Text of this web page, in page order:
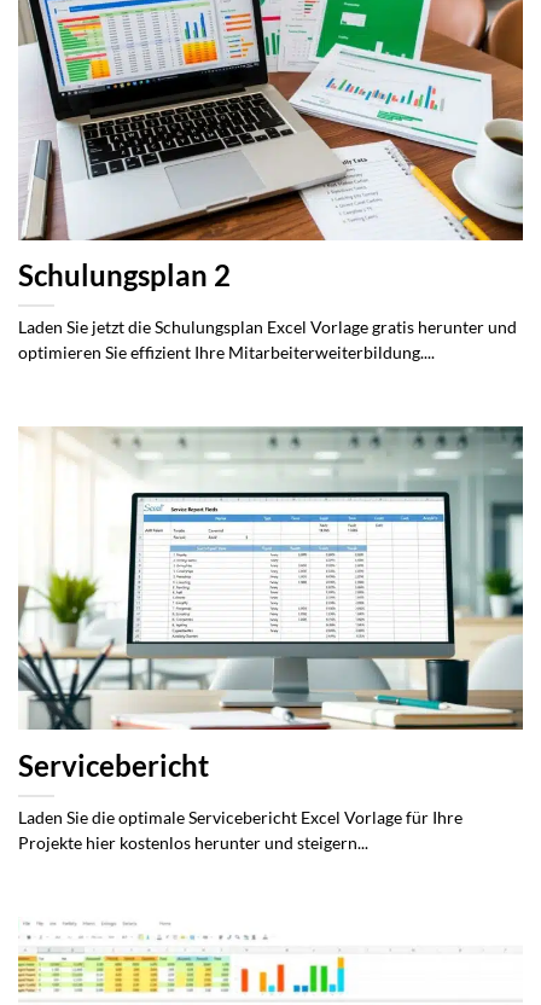
Schulungsplan 2
Laden Sie jetzt die Schulungsplan Excel Vorlage gratis herunter und
optimieren Sie effizient Ihre Mitarbeiterweiterbildung....
Servicebericht
Laden Sie die optimale Servicebericht Excel Vorlage für Ihre
Projekte hier kostenlos herunter und steigern...